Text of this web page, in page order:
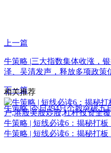
上一篇
牛策略 |三大指数集体收涨，
泽、吴清发声，释放多项政策
下一篇
牛策略 |今日494只个股突破五
相关推荐
牛策略 | 短线必读6：揭秘打板
牛策略 | 短线必读6：揭秘打板